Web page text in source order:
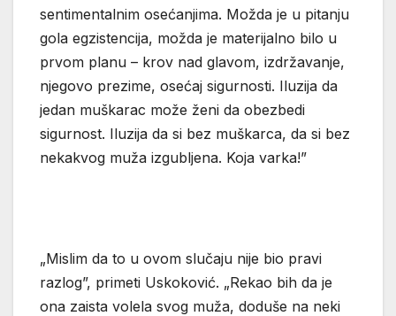
sentimentalnim osećanjima. Možda je u pitanju
gola egzistencija, možda je materijalno bilo u
prvom planu – krov nad glavom, izdržavanje,
njegovo prezime, osećaj sigurnosti. Iluzija da
jedan muškarac može ženi da obezbedi
sigurnost. Iluzija da si bez muškarca, da si bez
nekakvog muža izgubljena. Koja varka!”
„Mislim da to u ovom slučaju nije bio pravi
razlog”, primeti Uskoković. „Rekao bih da je
ona zaista volela svog muža, doduše na neki